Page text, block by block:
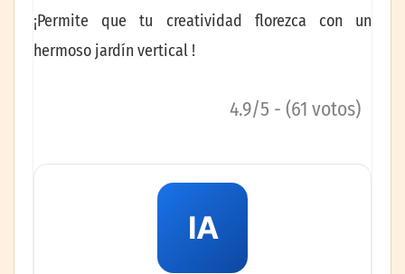
¡Permite que tu creatividad florezca con un
hermoso jardín vertical !
4.9/5 - (61 votos)
IA